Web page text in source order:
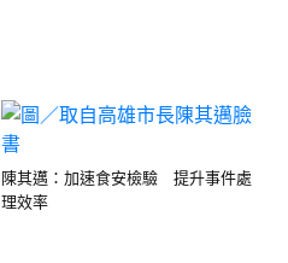
陳其邁：加速食安檢驗 提升事件處
理效率